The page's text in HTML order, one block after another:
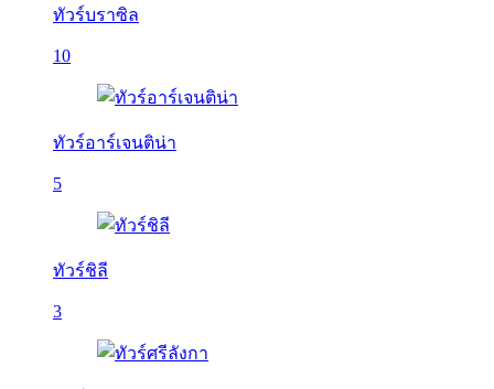
ทัวร์บราซิล
10
ทัวร์อาร์เจนติน่า
5
ทัวร์ชิลี
3